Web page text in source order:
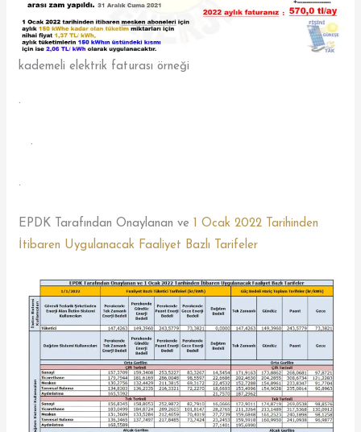
kademeli elektrik faturası örneği
.
.
.
EPDK Tarafından Onaylanan ve 1 Ocak 2022 Tarihinden
İtibaren Uygulanacak Faaliyet Bazlı Tarifeler